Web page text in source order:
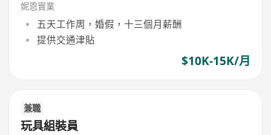
妮恩實業
五天工作周，婚假，十三個月薪酬
提供交通津貼
$10K-15K/月
兼職
玩具組裝員